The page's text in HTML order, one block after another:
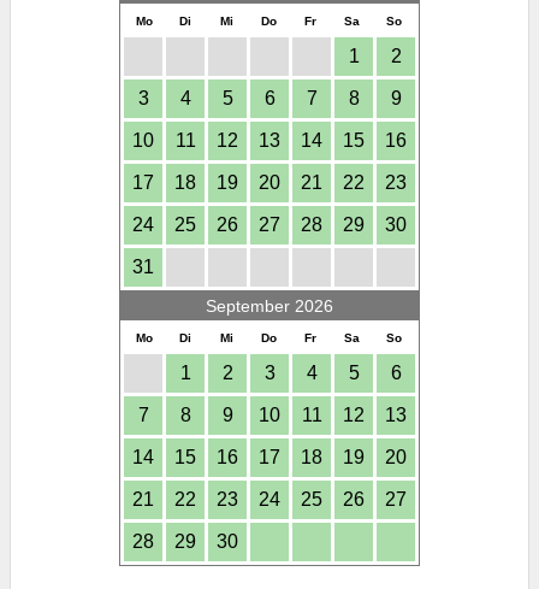
Mo Di Mi Do Fr Sa So
1 2
3 4 5 6 7 8 9
10 11 12 13 14 15 16
17 18 19 20 21 22 23
24 25 26 27 28 29 30
31
September 2026
Mo Di Mi Do Fr Sa So
1 2 3 4 5 6
7 8 9 10 11 12 13
14 15 16 17 18 19 20
21 22 23 24 25 26 27
28 29 30